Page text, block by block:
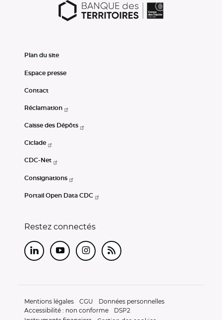
Plan du site
Espace presse
Contact
Réclamation
Caisse des Dépôts
Ciclade
CDC-Net
Consignations
Portail Open Data CDC
Restez connectés
LinkedInYoutubeInstagram
RSS
Mentions légales CGU
Données personnelles
Accessibilité : non conforme
DSP2